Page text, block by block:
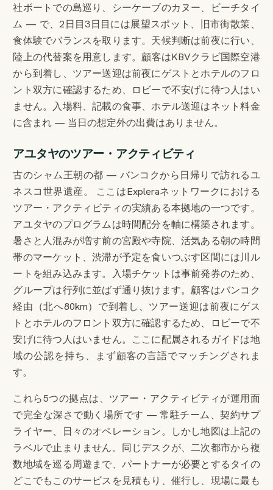
社ボートでの島巡り、シーケーブのカヌー、ビーチタイ
ム — で、2日目3日目には展望スポット、旧市街散策、
食体験でバランスを取ります。天候判断は前夜に行い、
陸上の代替案を用意します。顧客はKBVクラビ国際空港
から到着し、ツアー送迎は前夜にゲストとホテルのフロ
ント双方に確認するため、ロビーで不安げに待つ人はい
ません。入場料、記載の食事、ホテル送迎はネット料金
に含まれ — 当日の想定外の出費はありません。
アユタヤのツアー・アクティビティ
古のシャム王朝の都 — バンコクから日帰りで訪れるユ
ネスコ世界遺産。 ここはExpleraネットワークにおける
ツアー・アクティビティの実績ある本拠地の一つです。
アユタヤのプログラムは時間配分を軸に構築されます。
暑さと人混みが増す前の宮殿や寺院、活気ある朝の時間
帯のマーケット、渋滞が予定を食いつぶす区間には川ル
ートを組み込みます。入場チケットは事前発券のため、
グループは行列に並ばず通り抜けます。顧客はバンコク
経由（北へ80km）で到着し、ツアー送迎は前夜にゲス
トとホテルのフロント双方に確認するため、ロビーで不
安げに待つ人はいません。ここに配属されるガイドは地
域の公認を持ち、まず顧客の言語でマッチングされま
す。
これら5つの拠点は、ツアー・アクティビティが運用面
で完全な深さで動く場所です — 常駐チーム、契約サプ
ライヤー、日々のオペレーション。しかし地図は上記の
ラベルで止まりません。同じデスクが、二次都市から複
数地域を巡る周遊まで、パートナーが必要とするタイの
どこでもこのサービスを見積もり、催行し、現場に最も